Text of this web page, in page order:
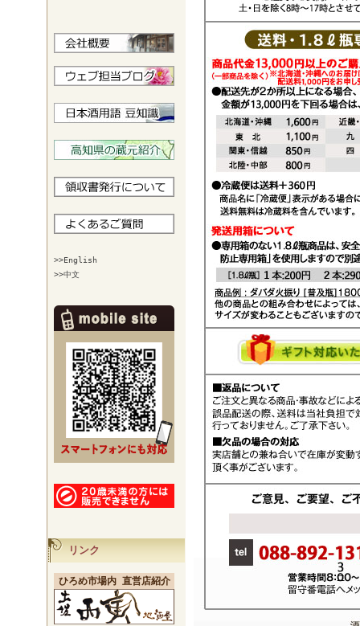
>>English
>>中文
リンク
ひろめ市場内 直営店紹介